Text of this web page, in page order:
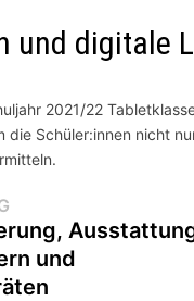
und digitale
2021/22
die Schüler:innen nicht
Beitrag:
und